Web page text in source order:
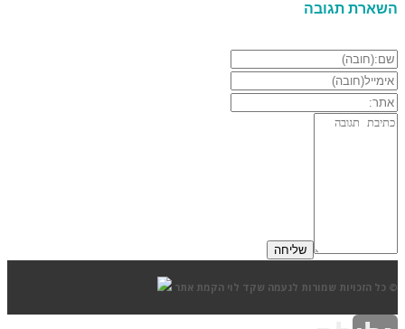
השארת תגובה
© כל הזכויות שמורות לנעמה שקד לוי הקמת אתר